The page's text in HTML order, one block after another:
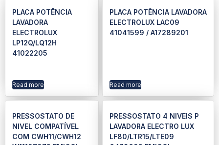
PLACA POTÊNCIA
LAVADORA
ELECTROLUX
LP12Q/LQ12H
41022205
Read more
PLACA POTÊNCIA LAVADORA
ELECTROLUX LAC09
41041599 / A17289201
Read more
PRESSOSTATO DE
NIVEL COMPATÍVEL
COM CWH11/CWH12
PRESSOSTATO 4 NIVEIS P
LAVADORA ELECTRO LUX
LF80/LTR15/LTE09